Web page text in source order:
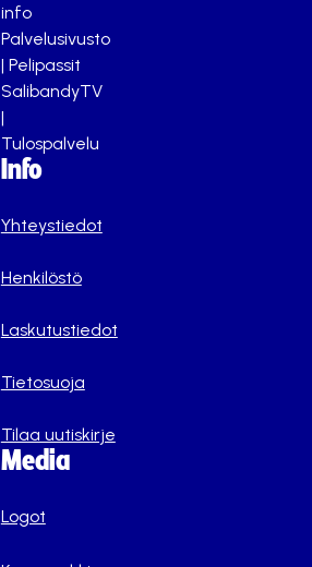
info
Palvelusivusto
| Pelipassit
SalibandyTV
|
Tulospalvelu
Info
Yhteystiedot
Henkilöstö
Laskutustiedot
Tietosuoja
Tilaa uutiskirje
Media
Logot